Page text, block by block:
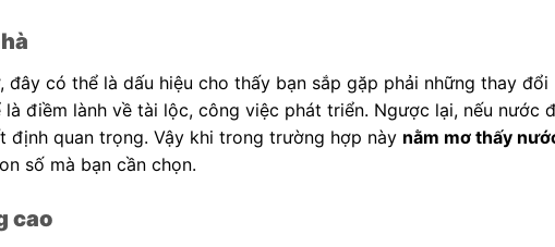
đây có thể là dấu hiệu cho thấy bạn sắp gặp phải những thay đổi
điềm lành về tài lộc, công việc phát triển. Ngược lại, nếu nước
định quan trọng. Vậy khi trong trường hợp này nằm mơ thấy
số mà bạn cần chọn.
cao